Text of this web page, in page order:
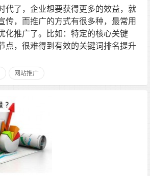
代了，企业想要获得更多的效益，就
传，而推广的方式有很多种，最常用
化推广了。比如：特定的核心关键
点，很难得到有效的关键词排名提升
网站推广